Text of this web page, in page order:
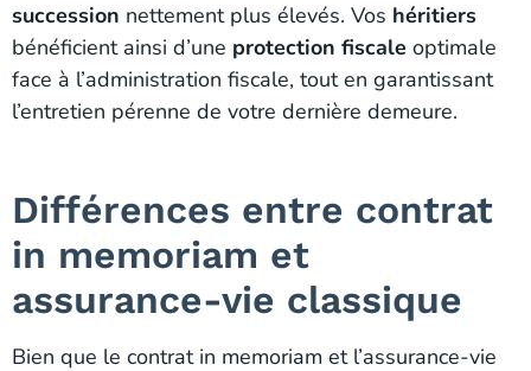
succession nettement plus élevés. Vos héritiers
bénéficient ainsi d’une protection fiscale optimale
face à l’administration fiscale, tout en garantissant
l’entretien pérenne de votre dernière demeure.
Différences entre contrat
in memoriam et
assurance-vie classique
Bien que le contrat in memoriam et l’assurance-vie